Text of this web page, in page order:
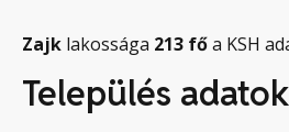
Zajk lakossága 213 főa KSH
Település adatok